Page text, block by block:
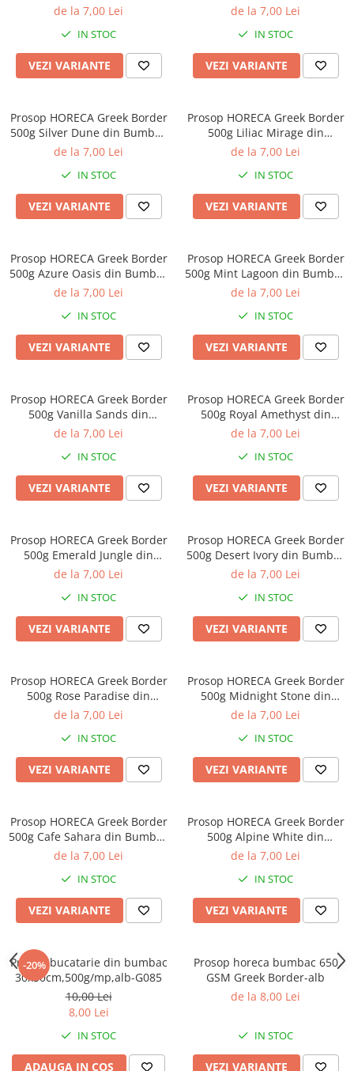
de la 7,00 Lei
IN STOC
VEZI VARIANTE
de la 7,00 Lei
IN STOC
VEZI VARIANTE
Prosop HORECA Greek Border
500g Silver Dune din Bumbac
100%
de la 7,00 Lei
IN STOC
VEZI VARIANTE
Prosop HORECA Greek Border
500g Liliac Mirage din
Bumbac 100%
de la 7,00 Lei
IN STOC
VEZI VARIANTE
Prosop HORECA Greek Border
500g Azure Oasis din Bumbac
100%
de la 7,00 Lei
IN STOC
VEZI VARIANTE
Prosop HORECA Greek Border
500g Mint Lagoon din Bumbac
100%
de la 7,00 Lei
IN STOC
VEZI VARIANTE
Prosop HORECA Greek Border
500g Vanilla Sands din
Bumbac 100%
de la 7,00 Lei
IN STOC
VEZI VARIANTE
Prosop HORECA Greek Border
500g Royal Amethyst din
Bumbac 100%
de la 7,00 Lei
IN STOC
VEZI VARIANTE
Prosop HORECA Greek Border
500g Emerald Jungle din
Bumbac 100%
de la 7,00 Lei
IN STOC
VEZI VARIANTE
Prosop HORECA Greek Border
500g Desert Ivory din Bumbac
100%
de la 7,00 Lei
IN STOC
VEZI VARIANTE
Prosop HORECA Greek Border
500g Rose Paradise din
Bumbac 100%
de la 7,00 Lei
IN STOC
VEZI VARIANTE
Prosop HORECA Greek Border
500g Midnight Stone din
Bumbac 100%
de la 7,00 Lei
IN STOC
VEZI VARIANTE
Prosop HORECA Greek Border
500g Cafe Sahara din Bumbac
100%
de la 7,00 Lei
IN STOC
VEZI VARIANTE
Prosop HORECA Greek Border
500g Alpine White din
Bumbac 100%
de la 7,00 Lei
IN STOC
VEZI VARIANTE
-20%
Prosop bucatarie din bumbac
30x50cm,500g/mp,alb-G085
10,00 Lei
8,00 Lei
IN STOC
ADAUGA IN COS
Prosop horeca bumbac 650
GSM Greek Border-alb
de la 8,00 Lei
IN STOC
VEZI VARIANTE